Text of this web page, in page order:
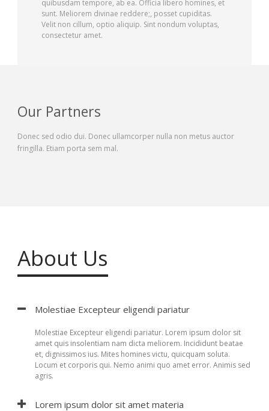
quibusdam tempore, ab ea. Officia libero homines, et
sunt. Meliorem divinae reddere;, posset cupiditas.
Velit non cillum, optio aliquip. Sint nondum voluptas,
consectetur amet.
Our Partners
Donec sed odio dui. Donec ullamcorper nulla non metus auctor
fringilla. Etiam porta sem mal.
About Us
Molestiae Excepteur eligendi pariatur
Molestiae Excepteur eligendi pariatur. Lorem ipsum dolor sit
amet quis insolentiam nam dicta meliorem. Incididunt beatae
et, dignissimos ius. Mites homines victu, quicquam soluta.
Locum et corporis qui. Nemo animi quo amet error. Animis sed
agris.
Lorem ipsum dolor sit amet materia